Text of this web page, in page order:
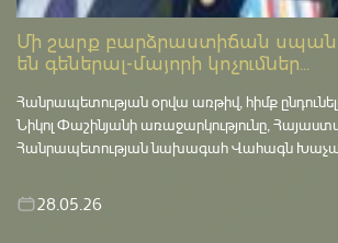
Մի շարք բարձրաստիճան
են գեներալ-մայորի կոչումներ...
Հանրապետության օրվա առթիվ, հիմք
Նիկոլ Փաշինյանի առաջարկությունը,
Հանրապետության նախագահ Վահագն
28.05.26